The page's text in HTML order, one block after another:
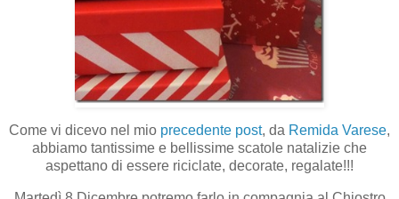
Come vi dicevo nel mio precedente post, da Remida Varese,
abbiamo tantissime e bellissime scatole natalizie che
aspettano di essere riciclate, decorate, regalate!!!